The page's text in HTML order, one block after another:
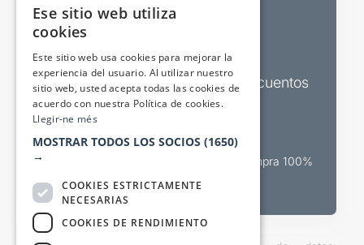
Promociones
Boletines de actualidad y descuentos
Valora espectáculos
Canal oficial de venta teatral Compra 100%
Ese sitio web utiliza
cookies
Este sitio web usa cookies para mejorar la
experiencia del usuario. Al utilizar nuestro
sitio web, usted acepta todas las cookies de
acuerdo con nuestra Política de cookies.
Llegir-ne més
MOSTRAR TODOS LOS SOCIOS (1650)
→
COOKIES ESTRICTAMENTE
NECESARIAS
COOKIES DE RENDIMIENTO